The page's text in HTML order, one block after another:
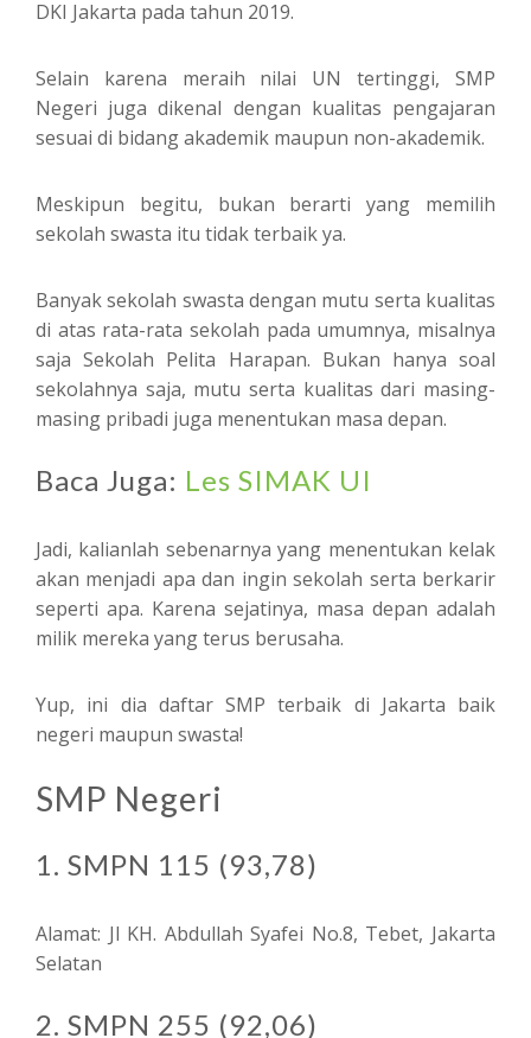
DKI Jakarta pada tahun 2019.
Selain karena meraih nilai UN tertinggi, SMP
Negeri juga dikenal dengan kualitas pengajaran
sesuai di bidang akademik maupun non-akademik.
Meskipun begitu, bukan berarti yang memilih
sekolah swasta itu tidak terbaik ya.
Banyak sekolah swasta dengan mutu serta kualitas
di atas rata-rata sekolah pada umumnya, misalnya
saja Sekolah Pelita Harapan. Bukan hanya soal
sekolahnya saja, mutu serta kualitas dari masing-
masing pribadi juga menentukan masa depan.
Baca Juga: Les SIMAK UI
Jadi, kalianlah sebenarnya yang menentukan kelak
akan menjadi apa dan ingin sekolah serta berkarir
seperti apa. Karena sejatinya, masa depan adalah
milik mereka yang terus berusaha.
Yup, ini dia daftar SMP terbaik di Jakarta baik
negeri maupun swasta!
SMP Negeri
1. SMPN 115 (93,78)
Alamat: Jl KH. Abdullah Syafei No.8, Tebet, Jakarta
Selatan
2. SMPN 255 (92,06)